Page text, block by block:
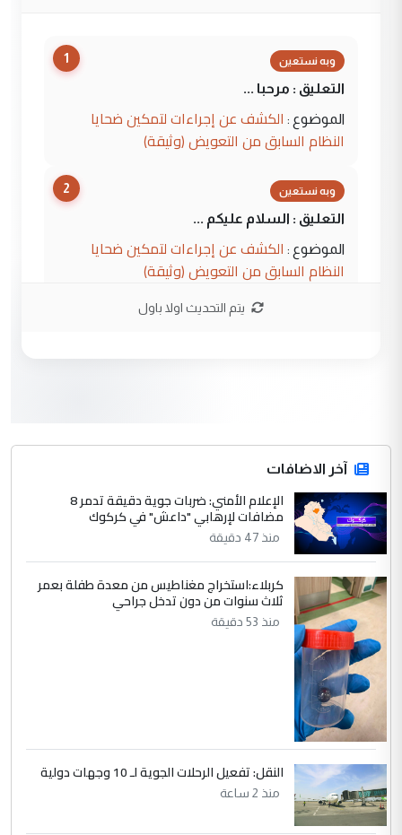
1 وبه نستعين
التعليق : مرحبا ...
الموضوع : الكشف عن إجراءات لتمكين ضحايا
النظام السابق من التعويض (وثيقة)
2 وبه نستعين
التعليق : السلام عليكم ...
الموضوع : الكشف عن إجراءات لتمكين ضحايا
النظام السابق من التعويض (وثيقة)
صلاح مهدي حسن
التعليق : صلاح مهدي حسن ...
الموضوع :
هيئة الحج تصدر قرارا يخص "لم الشمل"
وتعديل استمارة قرعة الحج
صلاح مهدي حسن
التعليق : صلاح مهدي حسن ...
الموضوع :
وتعديل استمارة قرعة الحج
يتم التحديث اولا باول
آخر الاضافات
الإعلام الأمني: ضربات جوية دقيقة تدمر 8
مضافات لإرهابي "داعش" في كركوك
منذ 47 دقيقة
كربلاء:استخراج مغناطيس من معدة طفلة بعمر
ثلاث سنوات من دون تدخل جراحي
منذ 53 دقيقة
النقل: تفعيل الرحلات الجوية لـ 10 وجهات دولية
منذ 2 ساعة